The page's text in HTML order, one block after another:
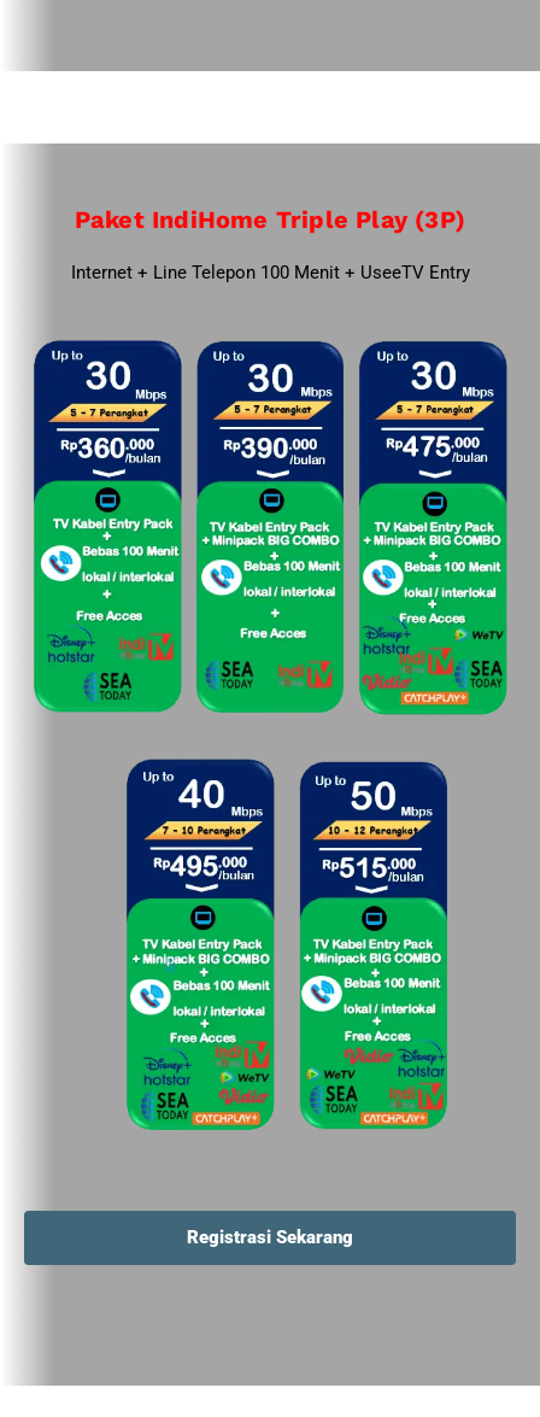
Paket IndiHome Triple Play (3P)
Internet + Line Telepon 100 Menit + UseeTV Entry
Registrasi Sekarang